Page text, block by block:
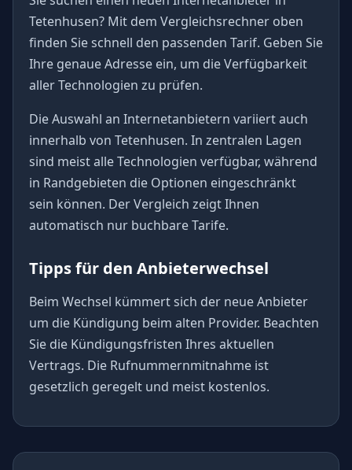
Tetenhusen? Mit dem Vergleichsrechner oben
finden Sie schnell den passenden Tarif. Geben Sie
Ihre genaue Adresse ein, um die Verfügbarkeit
aller Technologien zu prüfen.
Die Auswahl an Internetanbietern variiert auch
innerhalb von Tetenhusen. In zentralen Lagen
sind meist alle Technologien verfügbar, während
in Randgebieten die Optionen eingeschränkt
sein können. Der Vergleich zeigt Ihnen
automatisch nur buchbare Tarife.
Tipps für den Anbieterwechsel
Beim Wechsel kümmert sich der neue Anbieter
um die Kündigung beim alten Provider. Beachten
Sie die Kündigungsfristen Ihres aktuellen
Vertrags. Die Rufnummernmitnahme ist
gesetzlich geregelt und meist kostenlos.